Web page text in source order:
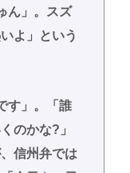
ん」。スズ
よ」という
す」。「誰
のかな?」
信州弁では